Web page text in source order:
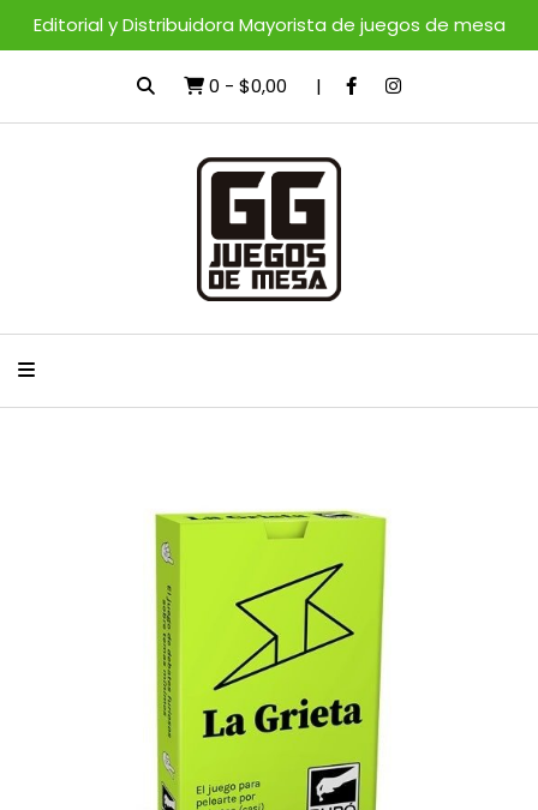
Editorial y Distribuidora Mayorista de juegos de mesa
0 - $0,00